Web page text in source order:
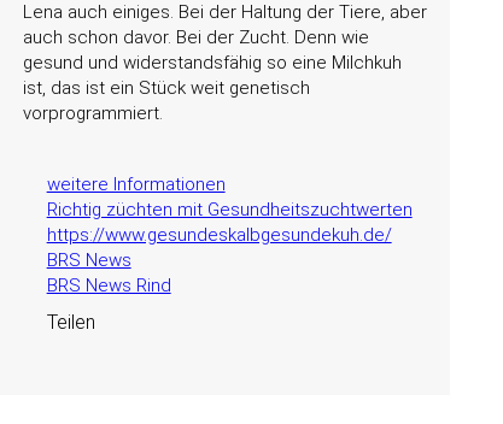
Lena auch einiges. Bei der Haltung der Tiere, aber
auch schon davor. Bei der Zucht. Denn wie
gesund und widerstandsfähig so eine Milchkuh
ist, das ist ein Stück weit genetisch
vorprogrammiert.
weitere Informationen
Richtig züchten mit Gesundheitszuchtwerten
https://www.gesundeskalbgesundekuh.de/
BRS News
BRS News Rind
Teilen